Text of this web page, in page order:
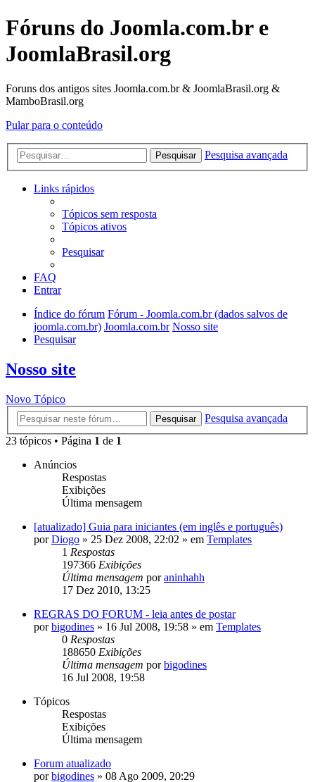
Fóruns do Joomla.com.br e
JoomlaBrasil.org
Foruns dos antigos sites Joomla.com.br & JoomlaBrasil.org &
MamboBrasil.org
Pular para o conteúdo
Pesquisar Pesquisa avançada
Links rápidos
Tópicos sem resposta
Tópicos ativos
Pesquisar
FAQ
Entrar
Índice do fórum Fórum - Joomla.com.br (dados salvos de
joomla.com.br) Joomla.com.br Nosso site
Pesquisar
Nosso site
Novo Tópico
Pesquisar
Pesquisa avançada
23 tópicos • Página 1 de 1
Anúncios
Respostas
Exibições
Última mensagem
[atualizado] Guia para iniciantes (em inglês e português)
porDiogo » 25 Dez 2008, 22:02 » em Templates
1 Respostas
197366 Exibições
Última mensagem poraninhahh
17 Dez 2010, 13:25
REGRAS DO FORUM - leia antes de postar
porbigodines » 16 Jul 2008, 19:58 » em Templates
0 Respostas
188650 Exibições
Última mensagem porbigodines
16 Jul 2008, 19:58
Tópicos
Respostas
Exibições
Última mensagem
Forum atualizado
porbigodines » 08 Ago 2009, 20:29